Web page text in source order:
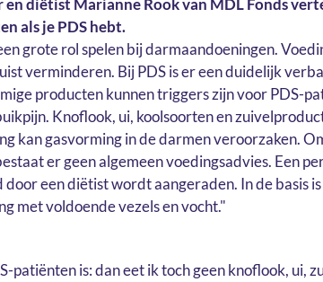
en diëtist Marianne Rook van MDL Fonds
als je PDS hebt.
grote rol spelen bij darmaandoeningen.
verminderen. Bij PDS is er een duidelijk
producten kunnen triggers zijn voor PDS-
Knoflook, ui, koolsoorten en
kan gasvorming in de darmen veroorzaken.
er geen algemeen voedingsadvies. Een
een diëtist wordt aangeraden. In de basis
met voldoende vezels en vocht."
patiënten is: dan eet ik toch geen knoflook, ui,